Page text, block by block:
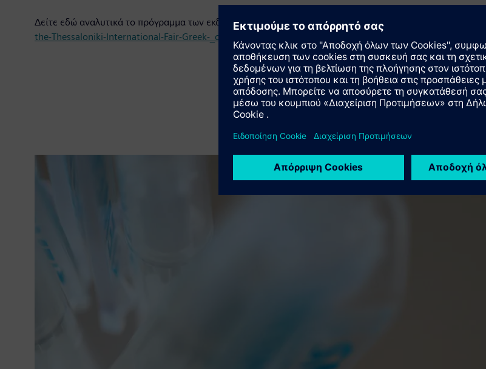
Δείτε εδώ αναλυτικά το πρόγραμμα των εκδηλώσεων:https://assets.new.siemens.com/siemens/assets/
the-Thessaloniki-International-Fair-Greek-_original.pdf